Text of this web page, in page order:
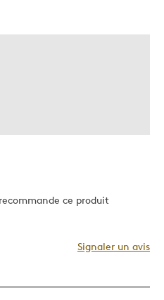
ce produit
Signaler un avis